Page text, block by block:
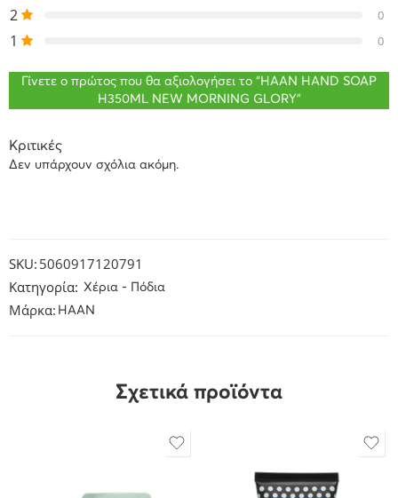
2 0
1 0
Γίνετε ο πρώτος που θα αξιολογήσει το “HAAN HAND SOAP
H350ML NEW MORNING GLORY”
Κριτικές
Δεν υπάρχουν σχόλια ακόμη.
SKU: 5060917120791
Κατηγορία: Χέρια - Πόδια
Μάρκα: HAAN
Σχετικά προϊόντα